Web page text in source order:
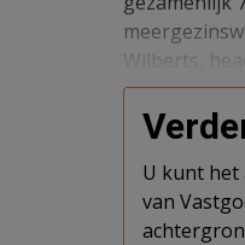
Wilberts,
U kunt het
van